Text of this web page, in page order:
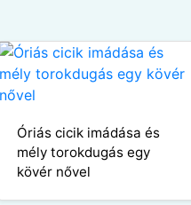
Óriás cicik imádása és
mély torokdugás egy
kövér nővel